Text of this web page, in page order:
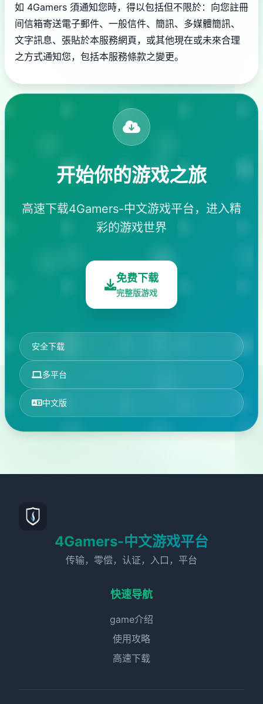
如 4Gamers 須通知您時，得以包括但不限於：向您註冊
间信箱寄送電子郵件、一般信件、簡訊、多媒體簡訊、
文字訊息、張貼於本服務網頁，或其他現在或未來合理
之方式通知您，包括本服務條款之變更。
开始你的游戏之旅
高速下载4Gamers-中文游戏平台，进入精
彩的游戏世界
免费下载
完整版游戏
安全下载
多平台
中文版
4Gamers-中文游戏平台
传输，零偿，认证，入口，平台
快速导航
game介绍
使用攻略
高速下载